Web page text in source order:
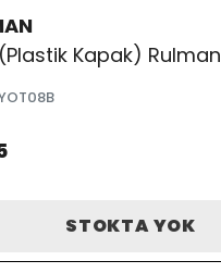
(Plastik Kapak) Rulman
STOKTA YOK